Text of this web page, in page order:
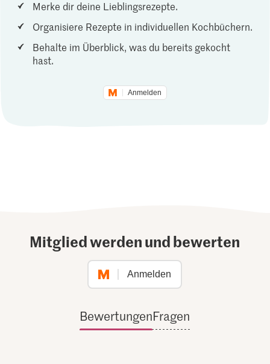
Merke dir deine Lieblingsrezepte.
Organisiere Rezepte in individuellen Kochbüchern.
Behalte im Überblick, was du bereits gekocht
hast.
Anmelden
Mitglied werden und bewerten
Anmelden
BewertungenFragen